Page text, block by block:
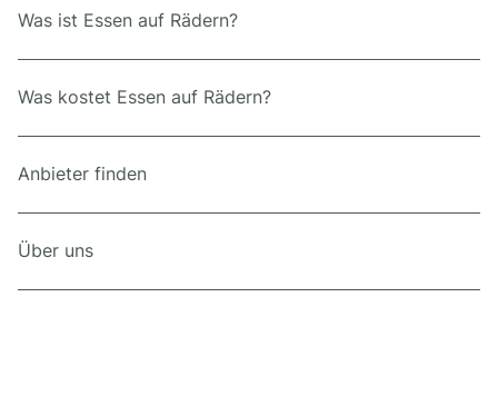
Was ist Essen auf Rädern?
Was kostet Essen auf Rädern?
Anbieter finden
Über uns